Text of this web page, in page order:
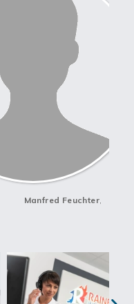
Bestandteil des
setzt auf
Effizienz und
Verfahren und
stellt sicher, dass du
arbeitest und deinen
bieten kannst.
ab: Hier werden
für Franchise-
im eigenen
So hast du die
Niveau zu arbeiten.
und von einem bewährten
Manfred Feuchter,